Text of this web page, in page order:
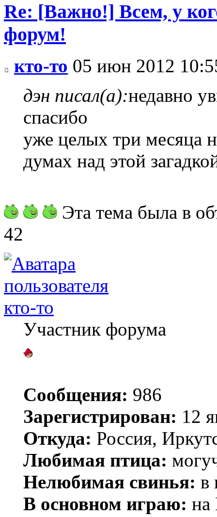
Re: [Важно!] Всем, у
форум!
кто-то 05 июн 2012
дэн писал(а):недавно
спасибо
уже целых три месяца
думах над этой
Эта тема была в
42
кто-то
Участник форума
Сообщения: 986
Зарегистрирован: 12
Откуда: Россия,
Любимая птица:
Нелюбимая свинья: в
В основном играю: на